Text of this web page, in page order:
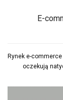
E-
Rynek e-
oczekują